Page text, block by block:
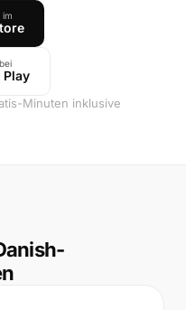
im
Play
Minuten inklusive